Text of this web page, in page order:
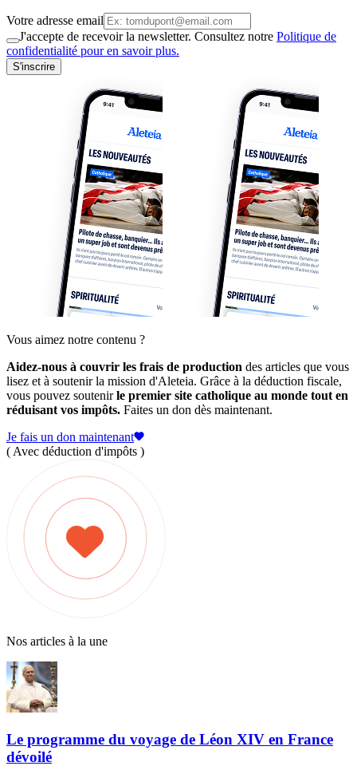
Votre adresse email
J'accepte de recevoir la newsletter. Consultez notre Politique de
confidentialité pour en savoir plus.
S'inscrire
Vous aimez notre contenu ?
Aidez-nous à couvrir les frais de production des articles que vous
lisez et à soutenir la mission d'Aleteia. Grâce à la déduction fiscale,
vous pouvez soutenirle premier site catholique au monde tout en
réduisant vos impôts. Faites un don dès maintenant.
Je fais un don maintenant
( Avec déduction d'impôts )
Nos articles à la une
Le programme du voyage de Léon XIV en France
dévoilé